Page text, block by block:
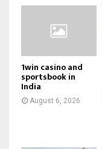
1win casino and
sportsbook in
India
August 6, 2026